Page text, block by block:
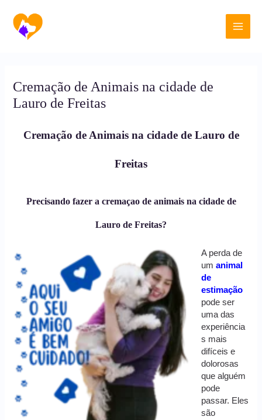
para
conteúdo
Main
Cremação de Animais na cidade de
Lauro de Freitas
Cremação de Animais na cidade de Lauro de
Freitas
Precisando fazer a cremaçao de animais na cidade de
Lauro de Freitas?
A perda de
umanimal
de
estimação
pode ser
uma das
experiência
s mais
difíceis e
dolorosas
que alguém
pode
passar. Eles
são